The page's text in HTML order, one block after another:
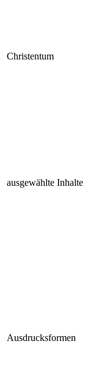
Christentum
ausgewählte Inhalte
Ausdrucksformen